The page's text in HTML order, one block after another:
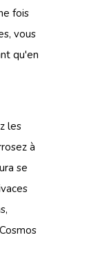
fois
vous
qu'en
les
à
se